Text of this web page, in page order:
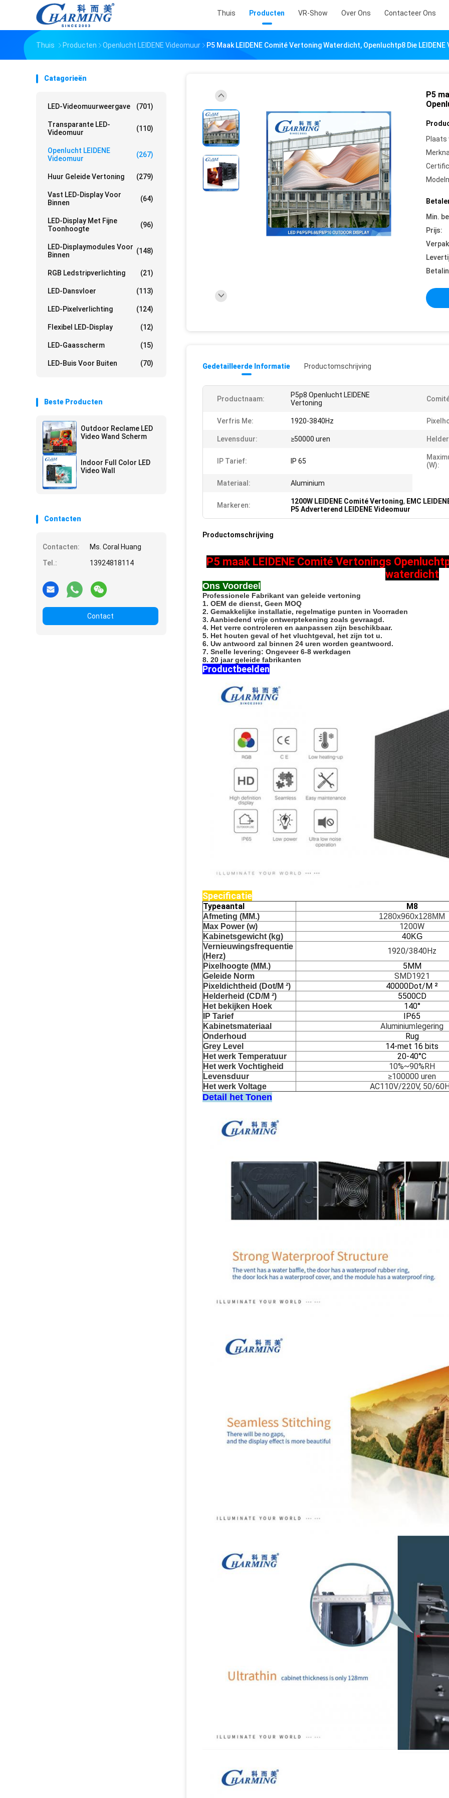
Thuis Producten VR-Show Over Ons Contacteer Ons
Thuis Producten Openlucht LEIDENE Videomuur P5 Maak LEIDENE Comité Vertoning Waterdicht, Openluchtp8 Die
Catagorieën
LED-Videomuurweergave (701)
Transparante LED-
Videomuur
(110)
Openlucht LEIDENE
Videomuur
(267)
Huur Geleide Vertoning (279)
Vast LED-Display Voor
Binnen
(64)
LED-Display Met Fijne
Toonhoogte
(96)
LED-Displaymodules Voor
Binnen
(148)
RGB Ledstripverlichting (21)
LED-Dansvloer (113)
LED-Pixelverlichting (124)
Flexibel LED-Display (12)
LED-Gaasscherm (15)
LED-Buis Voor Buiten (70)
Beste Producten
Outdoor Reclame LED
Video Wand Scherm
Indoor Full Color LED
Video Wall
Contacten
Contacten:
Ms. Coral Huang
Tel.:
13924818114
Contact
P5
Plaats
Min.
Prijs:
Gedetailleerde Informatie Productomschrijving
Productnaam:
P5p8 Openlucht LEIDENE
Vertoning
Verfris Me: 1920-3840Hz
Levensduur: ≥50000 uren
IP Tarief: IP 65
(W):
Materiaal: Aluminium
Markeren: 1200W LEIDENE Comité Vertoning, EMC
P5 Adverterend LEIDENE Videomuur
Productomschrijving
P5 maak LEIDENE Comité Vertonings
waterdicht
Ons Voordeel
Professionele Fabrikant van geleide vertoning
1. OEM de dienst, Geen MOQ
2. Gemakkelijke installatie, regelmatige punten in Voorraden
3. Aanbiedend vrije ontwerptekening zoals gevraagd.
4. Het verre controleren en aanpassen zijn beschikbaar.
5. Het houten geval of het vluchtgeval, het zijn tot u.
6. Uw antwoord zal binnen 24 uren worden geantwoord.
7. Snelle levering: Ongeveer 6-8 werkdagen
8. 20 jaar geleide fabrikanten
Productbeelden
Specificatie
Typeaantal M8
Afmeting (MM.)
1280x960x128MM
Max Power (w)
1200W
Kabinetsgewicht (kg)
40KG
Vernieuwingsfrequentie
(Herz)
1920/3840Hz
Pixelhoogte (MM.) 5MM
Geleide Norm SMD1921
Pixeldichtheid (Dot/M ²) 40000Dot/M ²
Helderheid (CD/M ²) 5500CD
Het bekijken Hoek 140°
IP Tarief IP65
Kabinetsmateriaal Aluminiumlegering
Onderhoud Rug
Grey Level 14-met 16 bits
Het werk Temperatuur 20-40°C
Het werk Vochtigheid 10%~90%RH
Levensduur ≥100000 uren
Het werk Voltage AC110V/220V, 50/
Detail het Tonen